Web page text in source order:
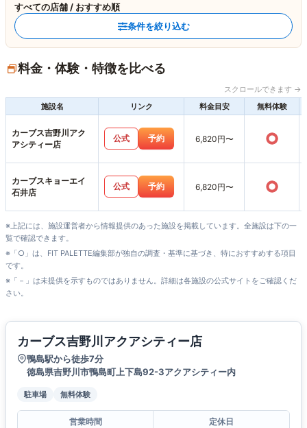
すべての店舗 / おすすめ順
条件を絞り込む
料金・体験・特徴を比べる
スクロールできます →
施設名
リンク 料金目安 無料体験
カーブス吉野川アク
アシティー店
公式 予約 6,820円〜 ○
カーブスキョーエイ
石井店
公式 予約 6,820円〜 ○
※上記には、施設運営者から情報提供のあった施設を掲載しています。全施設は下の一
覧で確認できます。
※「○」は、FIT PALETTE編集部が独自の調査・基準に基づき、特におすすめする項目
です。
※「－」は未提供を示すものではありません。詳細は各施設の公式サイトをご確認くだ
さい。
カーブス吉野川アクアシティー店
鴨島駅から徒歩7分
徳島県吉野川市鴨島町上下島92-3アクアシティー内
駐車場 無料体験
営業時間
定休日